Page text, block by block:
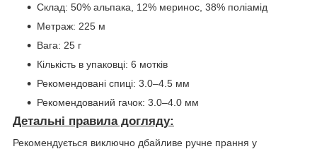
Склад: 50% альпака, 12% меринос, 38% поліамід
Метраж: 225 м
Вага: 25 г
Кількість в упаковці: 6 мотків
Рекомендовані спиці: 3.0–4.5 мм
Рекомендований гачок: 3.0–4.0 мм
Детальні правила догляду:
Рекомендується виключно дбайливе ручне прання у